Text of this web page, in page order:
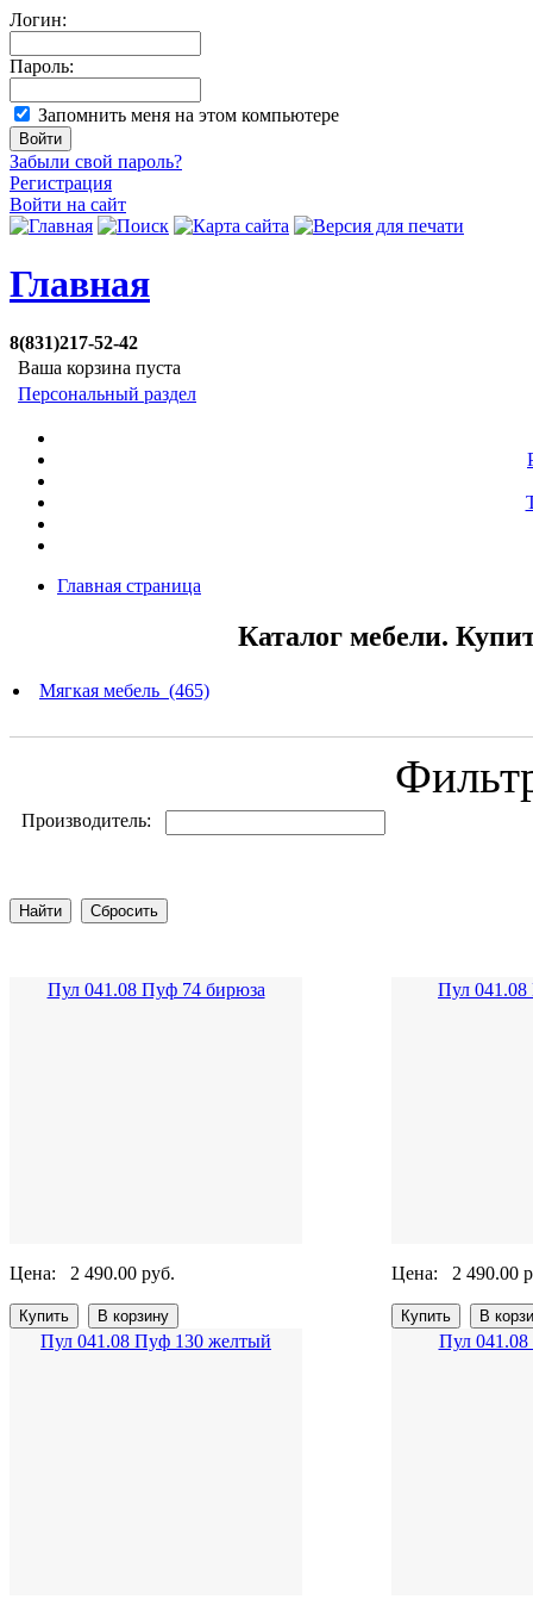
Логин:
Пароль:
Запомнить меня на этом компьютере
Забыли свой пароль?
Регистрация
Войти на сайт
Главная
8(831)217-52-42
Ваша корзина пуста
Персональный раздел
Главная страница
Каталог мебели.
Мягкая мебель (465)
Производитель:
Пул 041.08 Пуф 74 бирюза
Цена: 2 490.00 руб.
Пул
Цена: 2 490.00
Пул 041.08 Пуф 130 желтый Пул